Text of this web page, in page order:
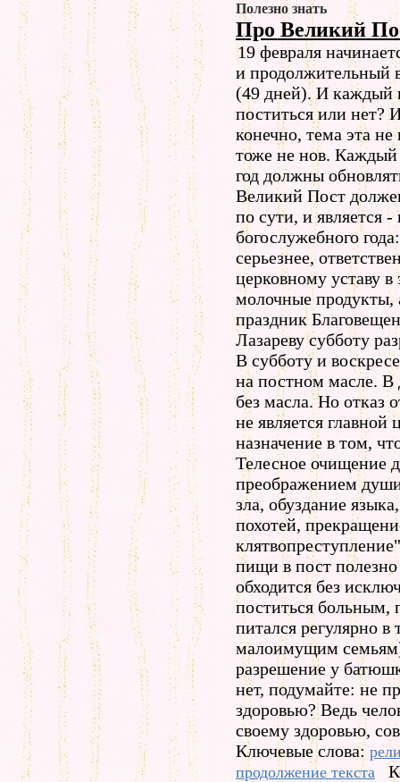
Полезно знать
Про Великий
19 февраля
и продолжительный
(49 дней). И каждый
поститься или нет?
конечно, тема эта
тоже не нов. Каждый
год должны
Великий Пост
по сути, и является
богослужебного
серьезнее,
церковному уставу
молочные продукты,
праздник
Лазареву субботу
В субботу и
на постном масле. В
без масла. Но отказ
не является главной
назначение в том,
Телесное очищение
преображением
зла, обуздание
похотей,
пищи в пост
обходится без
поститься больным,
питался регулярно в
малоимущим
разрешение у
нет, подумайте: не
здоровью? Ведь
своему здоровью,
Ключевые слова:
продолжение текста